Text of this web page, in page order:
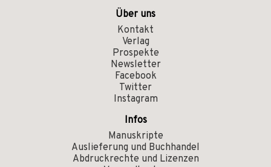
Über uns
Kontakt
Verlag
Prospekte
Newsletter
Facebook
Twitter
Instagram
Infos
Manuskripte
Auslieferung und Buchhandel
Abdruckrechte und Lizenzen